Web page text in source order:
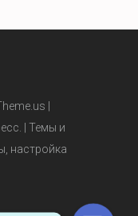
|
| Темы и
настройка